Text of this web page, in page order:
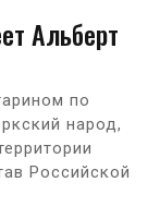
Альберт
по
народ,
Российской